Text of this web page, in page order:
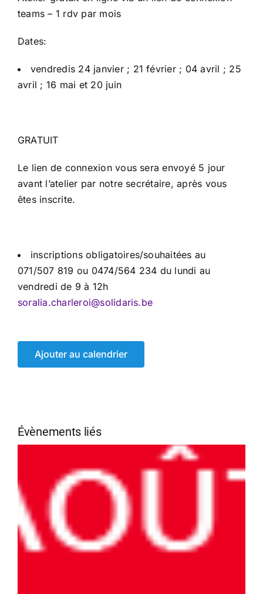
teams – 1 rdv par mois
Dates:
vendredis 24 janvier ; 21 février ; 04 avril ; 25
avril ; 16 mai et 20 juin
GRATUIT
Le lien de connexion vous sera envoyé 5 jour
avant l’atelier par notre secrétaire, après vous
êtes inscrite.
inscriptions obligatoires/souhaitées au
071/507 819 ou 0474/564 234 du lundi au
vendredi de 9 à 12h
soralia.charleroi@solidaris.be
Ajouter au calendrier
Évènements liés